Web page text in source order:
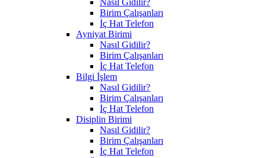
Birim Çalışanları
İç Hat Telefon
Ayniyat Birimi
Nasıl Gidilir?
Birim Çalışanları
İç Hat Telefon
Bilgi İşlem
Nasıl Gidilir?
Birim Çalışanları
İç Hat Telefon
Disiplin Birimi
Nasıl Gidilir?
Birim Çalışanları
İç Hat Telefon